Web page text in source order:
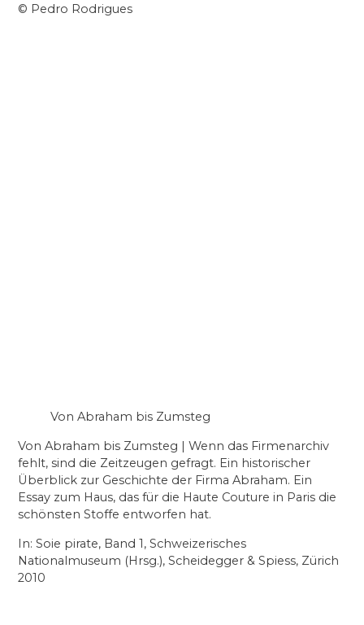
© Pedro Rodrigues
Von Abraham bis Zumsteg
Von Abraham bis Zumsteg | Wenn das Firmenarchiv
fehlt, sind die Zeitzeugen gefragt. Ein historischer
Überblick zur Geschichte der Firma Abraham. Ein
Essay zum Haus, das für die Haute Couture in Paris die
schönsten Stoffe entworfen hat.
In: Soie pirate, Band 1, Schweizerisches
Nationalmuseum (Hrsg.), Scheidegger & Spiess, Zürich
2010